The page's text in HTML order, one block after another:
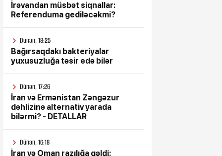
İrəvandan müsbət siqnallar:
Referenduma gediləcəkmi?
Dünən, 18:25
Bağırsaqdakı bakteriyalar
yuxusuzluğa təsir edə bilər
Dünən, 17:26
İran və Ermənistan Zəngəzur
dəhlizinə alternativ yarada
bilərmi? - DETALLAR
Dünən, 16:18
İran və Oman razılığa gəldi: